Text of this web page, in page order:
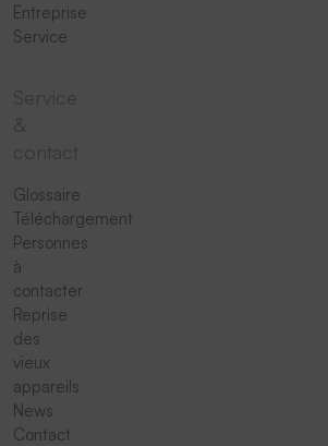
Entreprise
Service
Glossaire
Téléchargement
Personnes
à
contacter
Reprise
des
vieux
appareils
News
Contact